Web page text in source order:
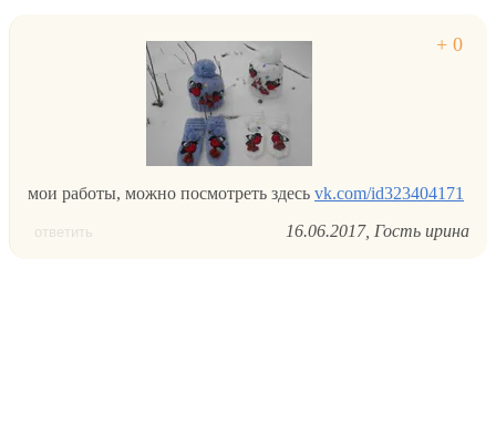
мои работы, можно посмотреть здесь vk.com/id323404171
ответить 16.06.2017 Гость ирина